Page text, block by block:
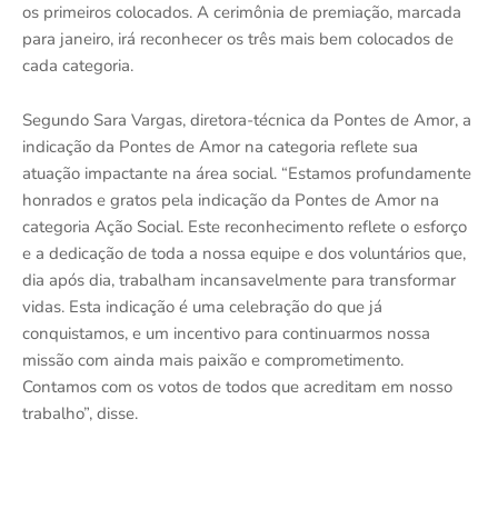
os primeiros colocados. A cerimônia de premiação, marcada
para janeiro, irá reconhecer os três mais bem colocados de
cada categoria.
Segundo Sara Vargas, diretora-técnica da Pontes de Amor, a
indicação da Pontes de Amor na categoria reflete sua
atuação impactante na área social. “Estamos profundamente
honrados e gratos pela indicação da Pontes de Amor na
categoria Ação Social. Este reconhecimento reflete o esforço
e a dedicação de toda a nossa equipe e dos voluntários que,
dia após dia, trabalham incansavelmente para transformar
vidas. Esta indicação é uma celebração do que já
conquistamos, e um incentivo para continuarmos nossa
missão com ainda mais paixão e comprometimento.
Contamos com os votos de todos que acreditam em nosso
trabalho”, disse.